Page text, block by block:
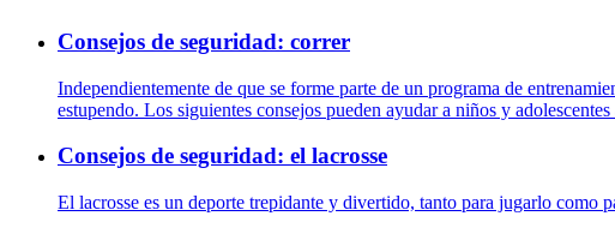
Consejos de seguridad: correr
Independientemente de que se forme parte de un programa de
estupendo. Los siguientes consejos pueden ayudar a niños y
Consejos de seguridad: el lacrosse
El lacrosse es un deporte trepidante y divertido, tanto para jugarlo como